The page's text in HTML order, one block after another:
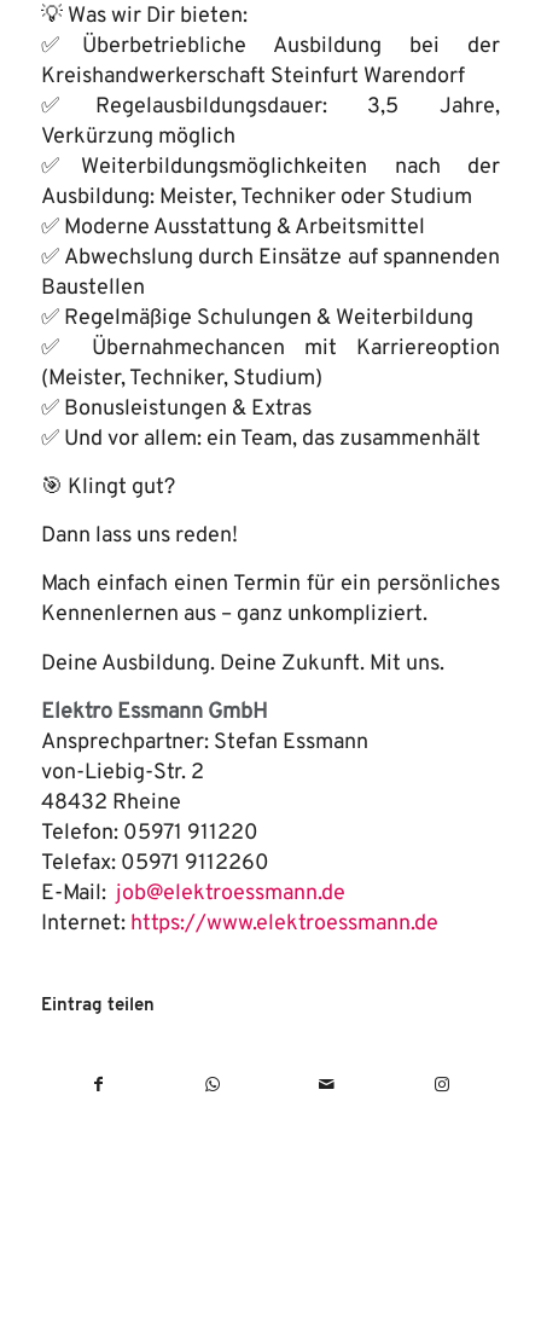
💡 Was wir Dir bieten:
✅Überbetriebliche Ausbildung bei der
Kreishandwerkerschaft Steinfurt Warendorf
✅Regelausbildungsdauer: 3,5 Jahre,
Verkürzung möglich
✅Weiterbildungsmöglichkeiten nach der
Ausbildung: Meister, Techniker oder Studium
✅ Moderne Ausstattung & Arbeitsmittel
✅ Abwechslung durch Einsätze auf spannenden
Baustellen
✅ Regelmäßige Schulungen & Weiterbildung
✅ Übernahmechancen mit Karriereoption
(Meister, Techniker, Studium)
✅ Bonusleistungen & Extras
✅ Und vor allem: ein Team, das zusammenhält
🎯 Klingt gut?
Dann lass uns reden!
Mach einfach einen Termin für ein persönliches
Kennenlernen aus – ganz unkompliziert.
Deine Ausbildung. Deine Zukunft. Mit uns.
Elektro Essmann GmbH
Ansprechpartner: Stefan Essmann
von-Liebig-Str. 2
48432 Rheine
Telefon: 05971 911220
Telefax: 05971 9112260
E-Mail: job@elektroessmann.de
Internet: https://www.elektroessmann.de
Eintrag teilen